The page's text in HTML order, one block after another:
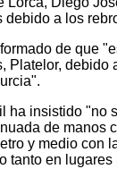
debido a los
de que
Platelor, debido
ha insistido "no
de manos
y medio con
tanto en